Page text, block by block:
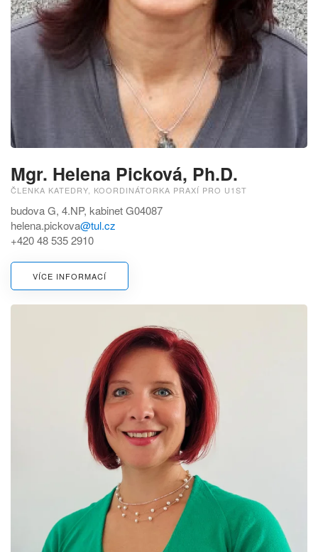
Mgr. Helena Picková, Ph.D.
ČLENKA KATEDRY, KOORDINÁTORKA PRAXÍ PRO U1ST
budova G, 4.NP, kabinet G04087
helena.pickova@tul.cz
+420 48 535 2910
VÍCE INFORMACÍ